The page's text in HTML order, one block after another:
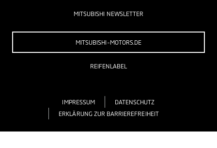
MITSUBISHI NEWSLETTER
MITSUBISHI-MOTORS.DE
REIFENLABEL
IMPRESSUM
DATENSCHUTZ
ERKLÄRUNG ZUR BARRIEREFREIHEIT